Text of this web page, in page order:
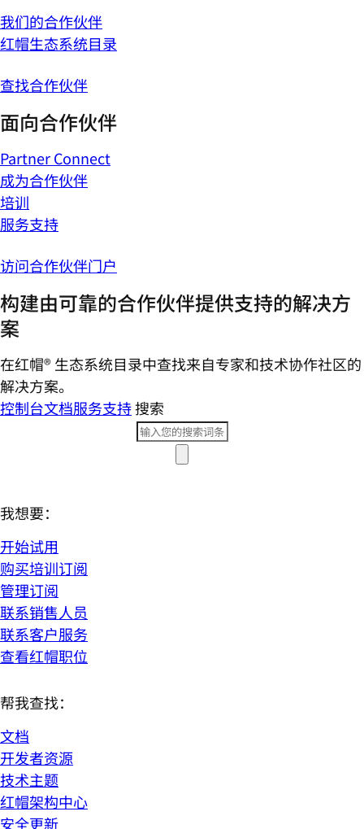
我们的合作伙伴
红帽生态系统目录
查找合作伙伴
面向合作伙伴
Partner Connect
成为合作伙伴
培训
服务支持
访问合作伙伴门户
构建由可靠的合作伙伴提供支持的解决方
案
在红帽® 生态系统目录中查找来自专家和技术协作社区的
解决方案。
控制台文档服务支持搜索
我想要：
开始试用
购买培训订阅
管理订阅
联系销售人员
联系客户服务
查看红帽职位
帮我查找：
文档
开发者资源
技术主题
红帽架构中心
安全更新